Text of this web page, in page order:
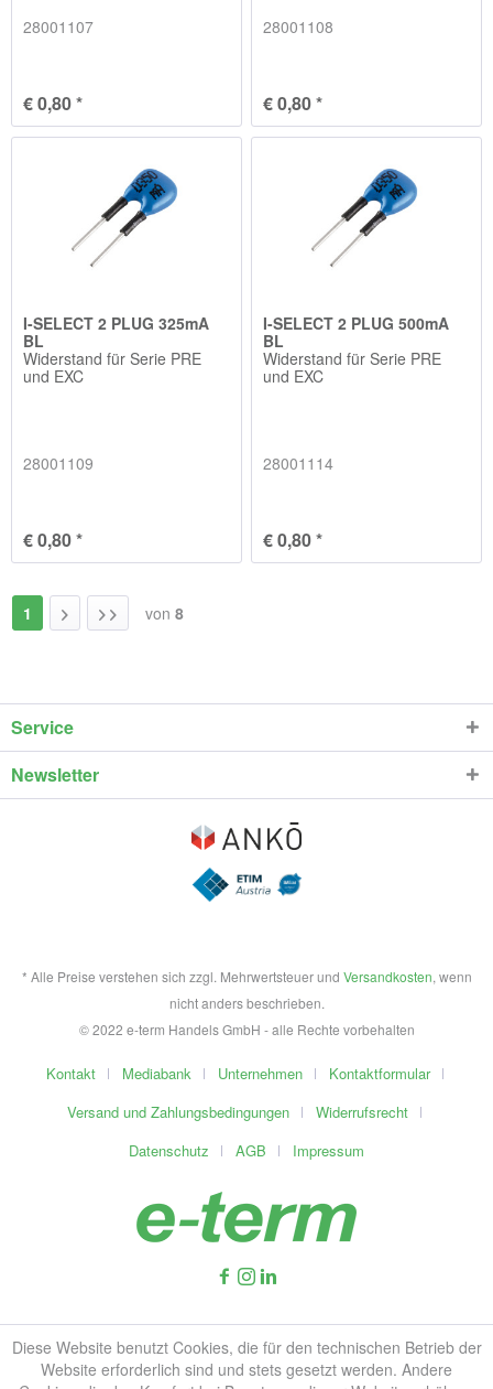
28001107
€ 0,80 *
28001108
€ 0,80 *
I-SELECT 2 PLUG 325mA
BL
Widerstand für Serie PRE
und EXC
28001109
€ 0,80 *
I-SELECT 2 PLUG 500mA
BL
Widerstand für Serie PRE
und EXC
28001114
€ 0,80 *
1 von 8
Service
Newsletter
* Alle Preise verstehen sich zzgl. Mehrwertsteuer und Versandkosten, wenn
nicht anders beschrieben.
© 2022 e-term Handels GmbH - alle Rechte vorbehalten
Kontakt Mediabank Unternehmen
Kontaktformular
Versand und Zahlungsbedingungen
Widerrufsrecht
Datenschutz
AGB Impressum
Diese Website benutzt Cookies, die für den technischen Betrieb der
Website erforderlich sind und stets gesetzt werden. Andere